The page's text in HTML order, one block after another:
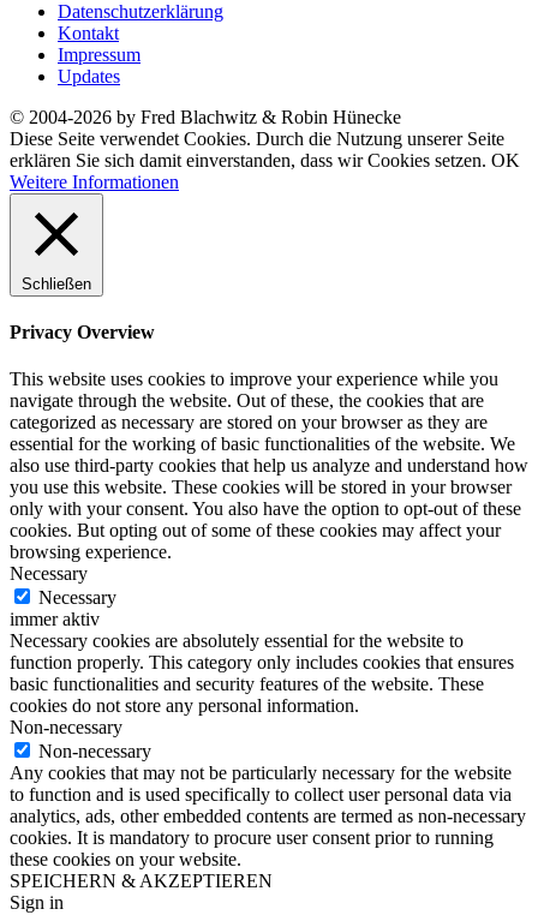
Datenschutzerklärung
Kontakt
Impressum
Updates
© 2004-2026 by Fred Blachwitz & Robin Hünecke
Diese Seite verwendet Cookies. Durch die Nutzung unserer Seite
erklären Sie sich damit einverstanden, dass wir Cookies setzen. OK
Weitere Informationen
Schließen
Privacy Overview
This website uses cookies to improve your experience while you
navigate through the website. Out of these, the cookies that are
categorized as necessary are stored on your browser as they are
essential for the working of basic functionalities of the website. We
also use third-party cookies that help us analyze and understand how
you use this website. These cookies will be stored in your browser
only with your consent. You also have the option to opt-out of these
cookies. But opting out of some of these cookies may affect your
browsing experience.
Necessary
Necessary
immer aktiv
Necessary cookies are absolutely essential for the website to
function properly. This category only includes cookies that ensures
basic functionalities and security features of the website. These
cookies do not store any personal information.
Non-necessary
Non-necessary
Any cookies that may not be particularly necessary for the website
to function and is used specifically to collect user personal data via
analytics, ads, other embedded contents are termed as non-necessary
cookies. It is mandatory to procure user consent prior to running
these cookies on your website.
SPEICHERN & AKZEPTIEREN
Sign in